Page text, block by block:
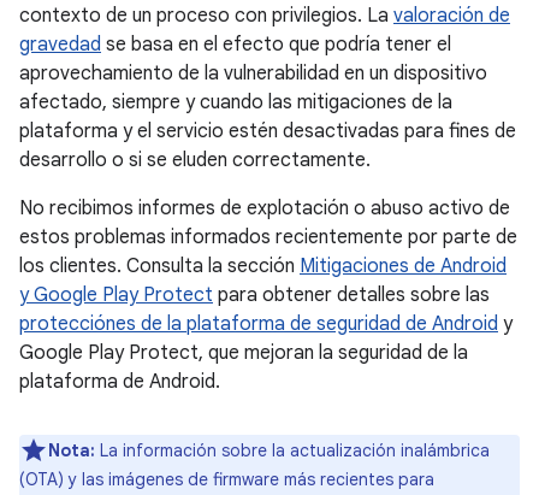
contexto de un proceso con privilegios. La valoración de
gravedad se basa en el efecto que podría tener el
aprovechamiento de la vulnerabilidad en un dispositivo
afectado, siempre y cuando las mitigaciones de la
plataforma y el servicio estén desactivadas para fines de
desarrollo o si se eluden correctamente.
No recibimos informes de explotación o abuso activo de
estos problemas informados recientemente por parte de
los clientes. Consulta la sección Mitigaciones de Android
y Google Play Protect para obtener detalles sobre las
protecciónes de la plataforma de seguridad de Android y
Google Play Protect, que mejoran la seguridad de la
plataforma de Android.
Nota: La información sobre la actualización inalámbrica
(OTA) y las imágenes de firmware más recientes para